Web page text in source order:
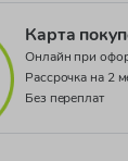
Карта
Онлайн при
Рассрочка на 2
Без переплат